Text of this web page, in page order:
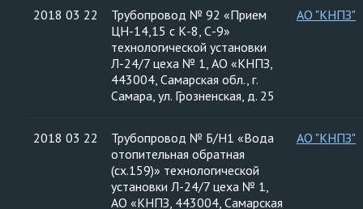
2018 03 22
Трубопровод № 92 «Прием
ЦН-14,15 с К-8, С-9»
технологической установки
Л-24/7 цеха № 1, АО «КНПЗ,
443004, Самарская обл., г.
Самара, ул. Грозненская, д. 25
АО "КНПЗ"
2018 03 22
Трубопровод № Б/Н1 «Вода
отопительная обратная
(сх.159)» технологической
установки Л-24/7 цеха № 1,
АО «КНПЗ, 443004, Самарская
АО "КНПЗ"